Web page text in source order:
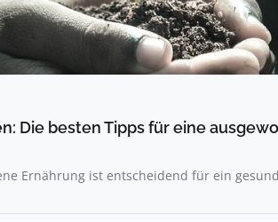
Die besten Tipps für eine
Ernährung ist entscheidend für ein